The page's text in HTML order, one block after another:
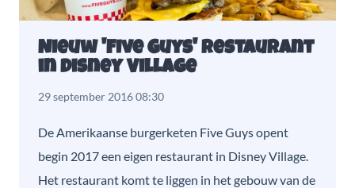
Nieuw 'Five Guys' restaurant
in Disney Village
29 september 2016 08:30
De Amerikaanse burgerketen Five Guys opent
begin 2017 een eigen restaurant in Disney Village.
Het restaurant komt te liggen in het gebouw van de